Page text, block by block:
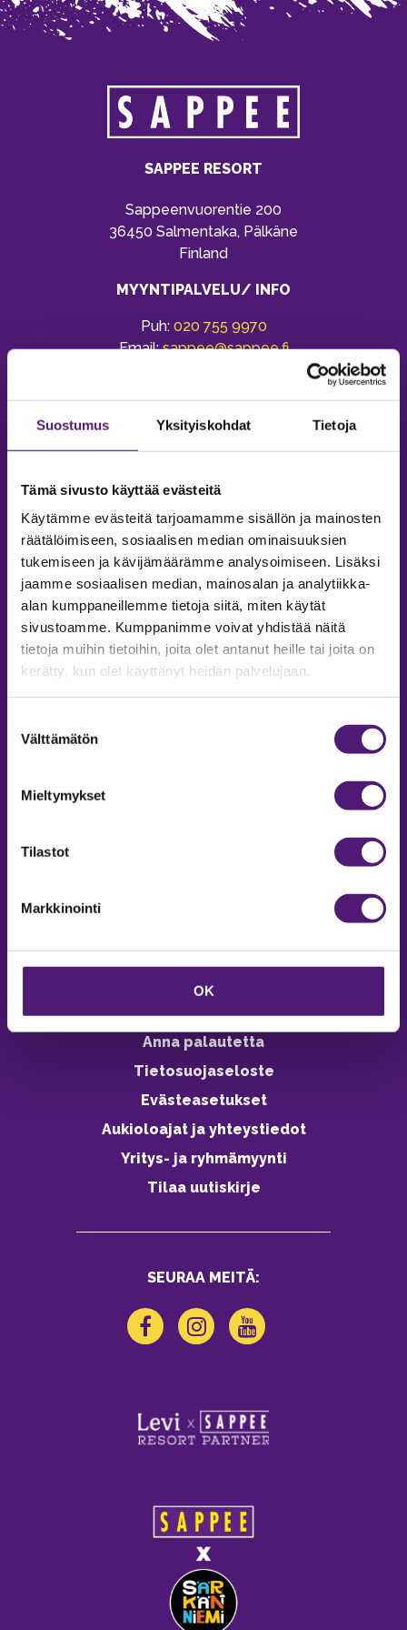
Suostumus Yksityiskohdat Tietoja
Tämä sivusto käyttää evästeitä
Käytämme evästeitä tarjoamamme sisällön ja mainosten
räätälöimiseen, sosiaalisen median ominaisuuksien
tukemiseen ja kävijämäärämme analysoimiseen. Lisäksi
jaamme sosiaalisen median, mainosalan ja analytiikka-
alan kumppaneillemme tietoja siitä, miten käytät
sivustoamme. Kumppanimme voivat yhdistää näitä
tietoja muihin tietoihin, joita olet antanut heille tai joita on
kerätty, kun olet käyttänyt heidän palvelujaan.
valinta
Välttämätön
Mieltymykset
Tilastot
Markkinointi
OK
SAPPEE RESORT
Sappeenvuorentie 200
36450 Salmentaka, Pälkäne
Finland
MYYNTIPALVELU/ INFO
Puh: 020 755 9970
Email:sappee@sappee.fi
MAJOITUS
Tiedustelut & Varaukset
Vastuullisuus
Ympäristöohjelma
Avoimet työpaikat
Anna palautetta
Tietosuojaseloste
Evästeasetukset
Aukioloajat ja yhteystiedot
Yritys- ja ryhmämyynti
Tilaa uutiskirje
SEURAA MEITÄ: